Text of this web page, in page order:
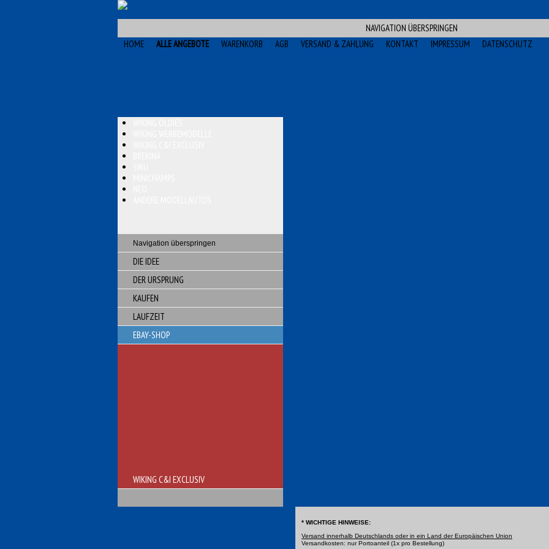
NAVIGATION ÜBERSPRINGEN
HOME
ALLE ANGEBOTE WARENKORB AGB VERSAND & ZAHLUNG KONTAKT IMPRESSUM DATENSCHUTZ
Navigation überspringen
DIE IDEE
DER URSPRUNG
KAUFEN
LAUFZEIT
EBAY-SHOP
WIKING C&I EXCLUSIV
* WICHTIGE HINWEISE:
Versand innerhalb Deutschlands oder in ein Land der Europäischen Union
Versandkosten: nur Portoanteil (1x pro Bestellung)